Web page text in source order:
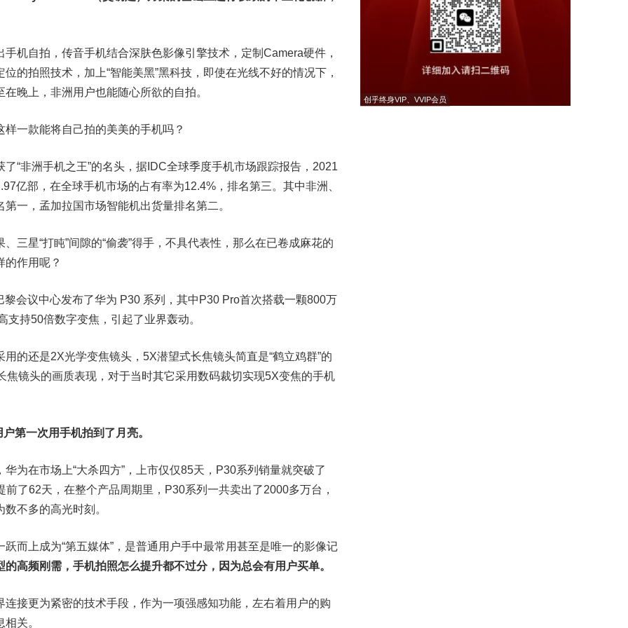
机自拍，传音手机结合深肤色影像引擎技术，定制Camera硬件，
的拍照技术，加上“智能美黑”黑科技，即使在光线不好的情况下，
晚上，非洲用户也能随心所欲的自拍。
一款能将自己拍的美美的手机吗？
“非洲手机之王”的名头，据IDC全球季度手机市场跟踪报告，2021
亿部，在全球手机市场的占有率为12.4%，排名第三。其中非洲、
一，孟加拉国市场智能机出货量排名第二。
三星“打盹”间隙的“偷袭”得手，不具代表性，那么在已卷成麻花的
的作用呢？
会议中心发布了华为 P30 系列，其中P30 Pro首次搭载一颗800万
支持50倍数字变焦，引起了业界轰动。
的还是2X光学变焦镜头，5X潜望式长焦镜头简直是“鹤立鸡群”的
焦镜头的画质表现，对于当时其它采用数码裁切实现5X变焦的手机
第一次用手机拍到了月亮。
为在市场上“大杀四方”，上市仅仅85天，P30系列销量就突破了
了62天，在整个产品周期里，P30系列一共卖出了2000多万台，
不多的高光时刻。
而上成为“第五媒体”，是普通用户手中最常用甚至是唯一的影像记
高频刚需，手机拍照怎么提升都不过分，因为总会有用户买单。
接更为紧密的技术手段，作为一项强感知功能，左右着用户的购
关。
创乎终身VIP、VVIP会员